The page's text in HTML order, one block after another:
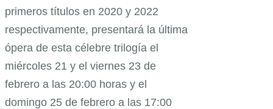
primeros títulos en 2020 y 2022
respectivamente, presentará la última
ópera de esta célebre trilogía el
miércoles 21 y el viernes 23 de
febrero a las 20:00 horas y el
domingo 25 de febrero a las 17:00